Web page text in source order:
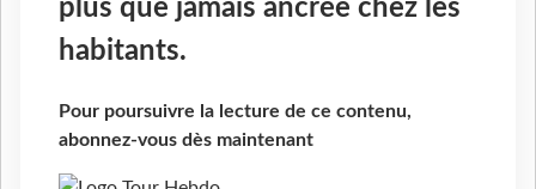
plus que jamais ancrée chez les
habitants.
Pour poursuivre la lecture de ce contenu,
abonnez-vous dès maintenant